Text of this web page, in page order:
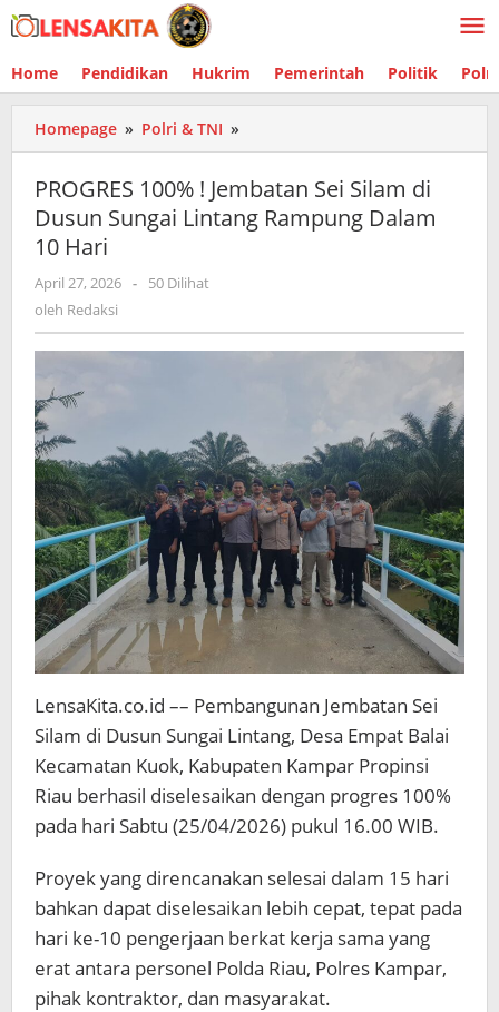
Lewati
ke
Home Pendidikan Hukrim Pemerintah Politik
Homepage » Polri & TNI »
100%
Jembatan
Sei
Lintang
PROGRES 100% ! Jembatan Sei Silam di
Dusun Sungai Lintang Rampung Dalam
10 Hari
April 27, 2026 oleh
-
50 Dilihat
oleh Redaksi
LensaKita.co.id –– Pembangunan Jembatan Sei
Silam di Dusun Sungai Lintang, Desa Empat Balai
Kecamatan Kuok, Kabupaten Kampar Propinsi
Riau berhasil diselesaikan dengan progres 100%
pada hari Sabtu (25/04/2026) pukul 16.00 WIB.
Proyek yang direncanakan selesai dalam 15 hari
bahkan dapat diselesaikan lebih cepat, tepat pada
hari ke-10 pengerjaan berkat kerja sama yang
erat antara personel Polda Riau, Polres Kampar,
pihak kontraktor, dan masyarakat.